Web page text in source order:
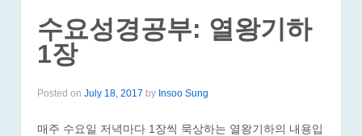
수요성경공부: 열왕기하
1장
Posted on July 18, 2017 by Insoo Sung
매주 수요일 저녁마다 1장씩 묵상하는 열왕기하의 내용입